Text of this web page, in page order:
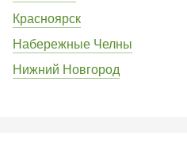
Красноярск
Набережные Челны
Нижний Новгород